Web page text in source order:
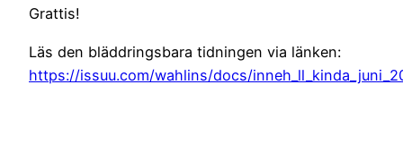
Grattis!
Läs den bläddringsbara tidningen via länken:
https://issuu.com/wahlins/docs/